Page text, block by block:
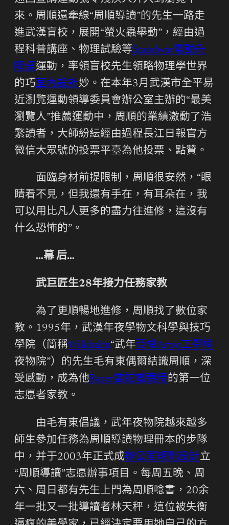
來。周順還牽線“周順導讀”的先生一路走
進武漢盲校，展開“螢火蟲舉動”，經由過
程科普講座、物理試驗等Standway電動升
降桌運動，率領盲校先生領略物理學世界
的巧室內設計妙。在本年3月武漢市全平易
近瀏覽運動領導委員會辦公室主辦的“最美
瀏覽人”推薦運動中，周順的業績激動了浩
繁讀者，大師紛紜經由過程長江日報官方
微信大眾號的投票平臺為他投票、點贊。
面臨身材前提限制，周順很安然，“眼
睛看不見，但我還有手在，有耳朵在，我
可以用比凡人更多的盡力往進修，這沒有
什么恐怖的”。
…幕 后…
武巨匠生28年接力任務家教
為了更順暢地進修，周順找了數位家
教。1995年，武漢年夜學物文科學與技巧
學院（簡稱Wilkhahn“武年亞梭Artso工學椅
夜物院”）的先生毛有東偶爾結識周順，深
受感動，成為他Razer雷蛇電競椅的第一位
志愿者家教。
由毛有東倡議，武年夜物院越來越多
師生參加任務為周順導讀物理冊本的步隊
中，并于2003年正式成辦公室規劃設計立
“周順導讀”志愿辦事項目。每周五晚、周
六、周日都有先生上門為周順唸書，20余
年一批又一批導讀者林天秤，這位被失衡